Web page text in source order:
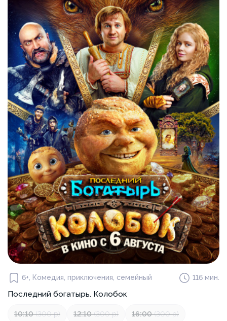
6+, Комедия, приключения, семейный 116 мин.
Последний богатырь. Колобок
10:10 (300 р) 12:10 (300 р) 16:00 (300 р)